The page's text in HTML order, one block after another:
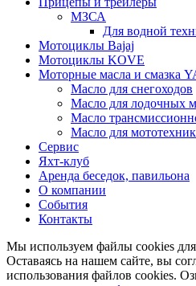
МЗСА
Для водной
Мотоциклы Bajaj
Мотоциклы KOVE
Моторные масла и смазка
Масло для снегоходов
Масло для лодочных
Масло
Масло для
Сервис
Яхт-клуб
Аренда беседок, павильона
О компании
События
Контакты
Мы используем файлы cookies
Оставаясь на нашем сайте, вы
использования файлов cookies.